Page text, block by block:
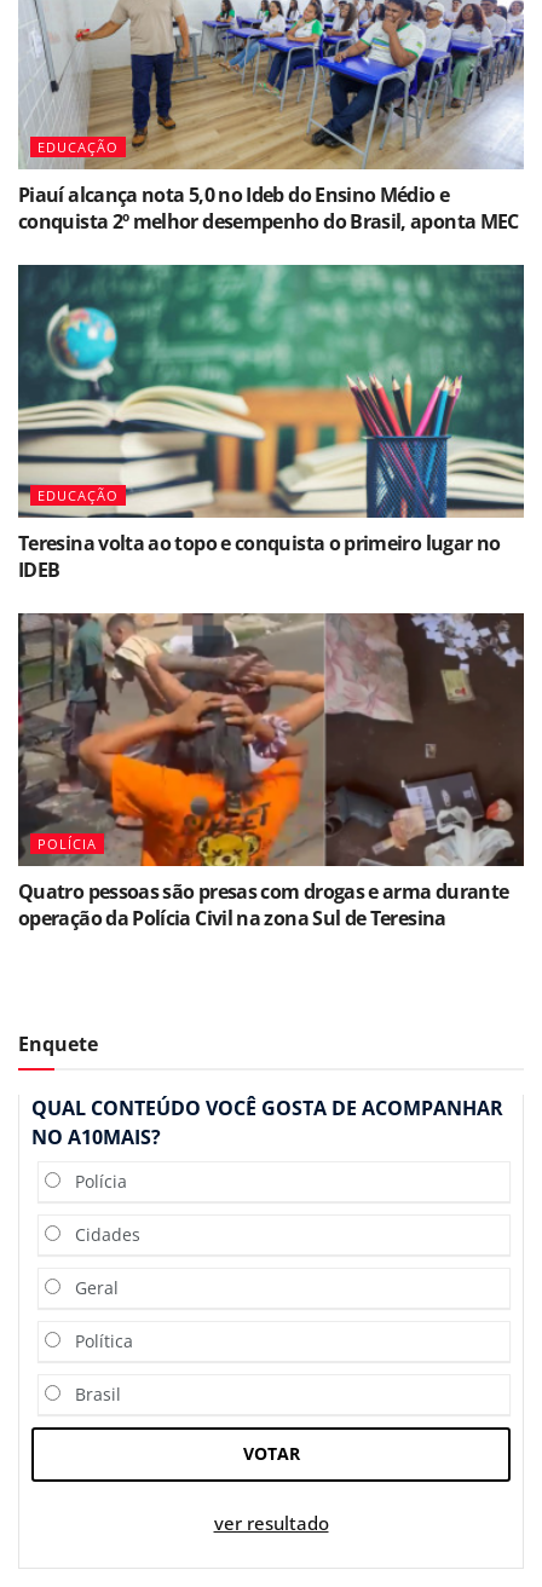
EDUCAÇÃO
Piauí alcança nota 5,0 no Ideb do Ensino Médio e
conquista 2º melhor desempenho do Brasil, aponta MEC
EDUCAÇÃO
Teresina volta ao topo e conquista o primeiro lugar no
IDEB
POLÍCIA
Quatro pessoas são presas com drogas e arma durante
operação da Polícia Civil na zona Sul de Teresina
Enquete
QUAL CONTEÚDO VOCÊ GOSTA DE ACOMPANHAR
NO A10MAIS?
Polícia
Cidades
Geral
Política
Brasil
VOTAR
ver resultado